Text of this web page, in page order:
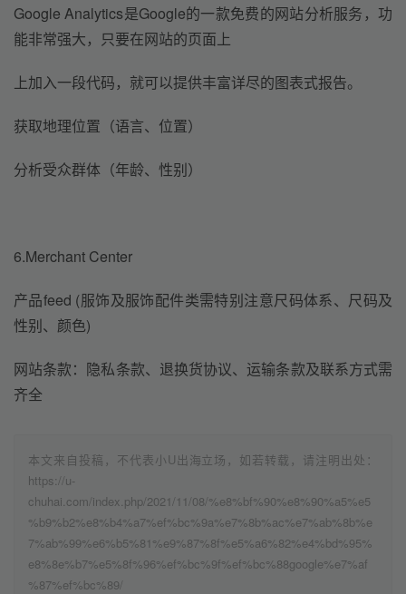
Google Analytics是Google的一款免费的网站分析服务，功
能非常强大，只要在网站的页面上
上加入一段代码，就可以提供丰富详尽的图表式报告。
获取地理位置（语言、位置）
分析受众群体（年龄、性别）
6.Merchant Center
产品feed (服饰及服饰配件类需特别注意尺码体系、尺码及
性别、颜色)
网站条款：隐私条款、退换货协议、运输条款及联系方式需
齐全
本文来自投稿，不代表小U出海立场，如若转载，请注明出处：
https://u-
chuhai.com/index.php/2021/11/08/%e8%bf%90%e8%90%a5%e5
%b9%b2%e8%b4%a7%ef%bc%9a%e7%8b%ac%e7%ab%8b%e
7%ab%99%e6%b5%81%e9%87%8f%e5%a6%82%e4%bd%95%
e8%8e%b7%e5%8f%96%ef%bc%9f%ef%bc%88google%e7%af
%87%ef%bc%89/